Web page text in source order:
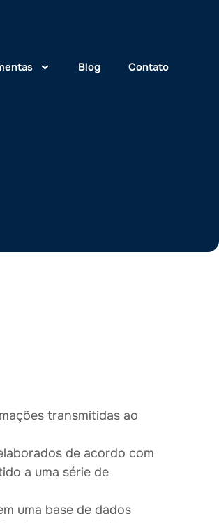
Blog Contato
transmitidas ao
de acordo com
a uma série de
uma base de dados